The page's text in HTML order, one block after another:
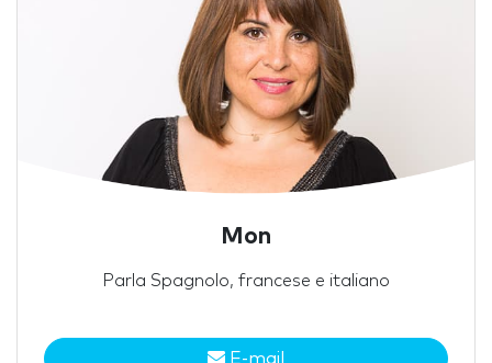
Mon
Parla Spagnolo, francese e italiano
E-mail